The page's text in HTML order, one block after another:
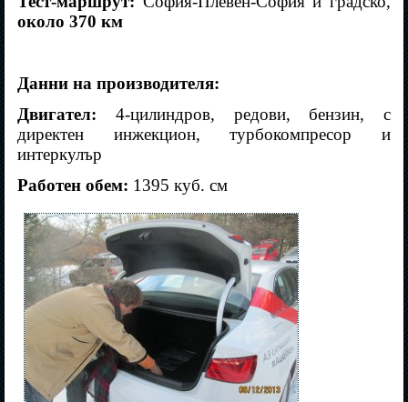
около 370 км
Данни на производителя:
Двигател: 4-цилиндров, редови, бензин, с
директен инжекцион, турбокомпресор и
интеркулър
Работен обем: 1395 куб. см